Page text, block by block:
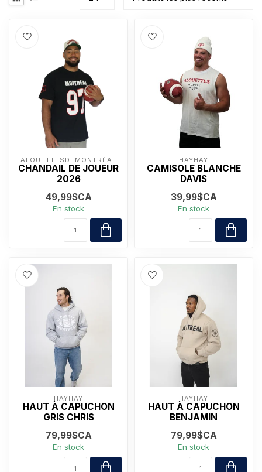
ALOUETTESDEMONTRÉAL
CHANDAIL DE JOUEUR
2026
49,99$CA
En stock
HAYHAY
CAMISOLE BLANCHE
DAVIS
39,99$CA
En stock
HAYHAY
HAUT À CAPUCHON
GRIS CHRIS
79,99$CA
En stock
HAYHAY
HAUT À CAPUCHON
BENJAMIN
79,99$CA
En stock